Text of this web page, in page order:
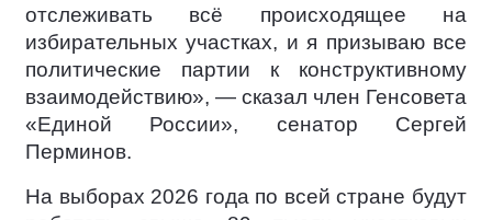
отслеживать всё происходящее на
избирательных участках, и я призываю все
политические партии к конструктивному
взаимодействию», — сказал член Генсовета
«Единой России», сенатор Сергей
Перминов.
На выборах 2026 года по всей стране будут